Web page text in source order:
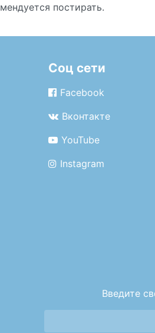
постирать.
Соц сети
Facebook
Вконтакте
YouTube
Instagram
Введите